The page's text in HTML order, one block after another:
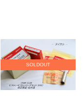
SOLDOUT